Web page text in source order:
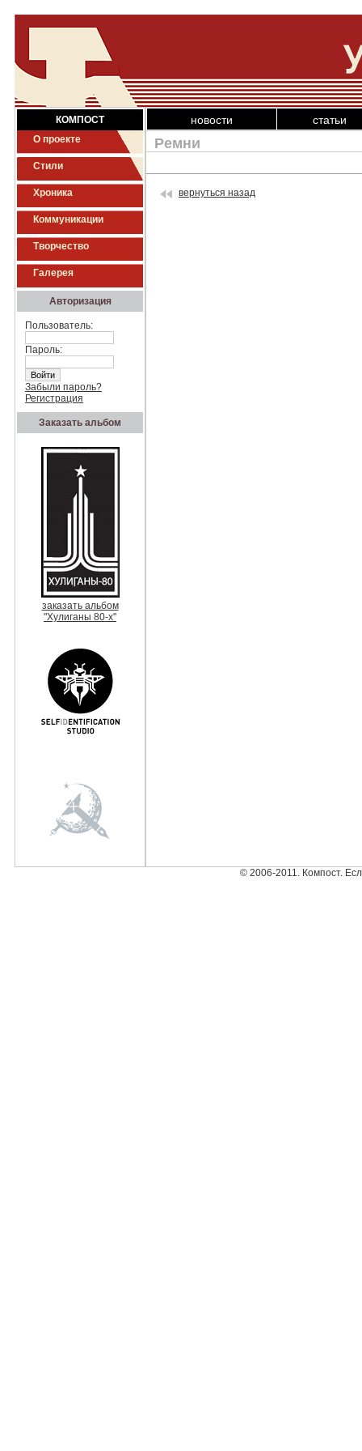
КОМПОСТ
О проекте
Стили
Хроника
Коммуникации
Творчество
Галерея
Авторизация
Пользователь:
Пароль:
Забыли пароль?
Регистрация
Заказать альбом
заказать альбом
"Хулиганы 80-х"
новости статьи
Ремни
вернуться назад
© 2006-2011. Компост.